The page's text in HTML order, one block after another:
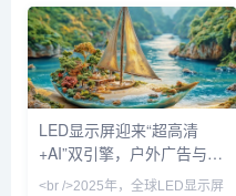
的文本具有精确度、趣味性
和丰富性，满足不同用户群
体的多样化需求。二、核心
功能特点智能...
处理等先进技术，旨在突破
传统搜索引擎和问答系统的
局限，提供更为精准且符合
中文用户需求的智能对话体
验。核心功能与特点1. 强大
的中文处理能力通义千问的
最大亮点是其卓越的中文语
言处理能力，基于阿里巴巴
LED显示屏迎来“超高清
+AI”双引擎，户外广告与虚
拟拍摄成增长双极
<br />2025年，全球LED显示屏